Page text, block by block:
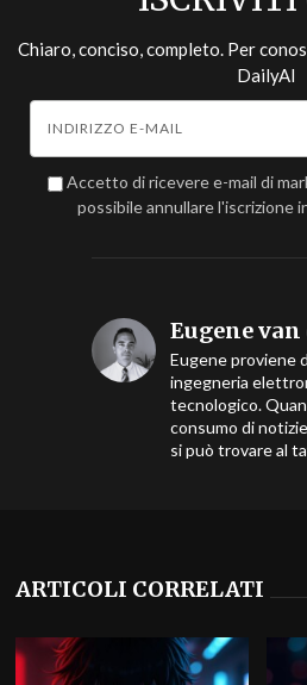
Chiaro, conciso, completo. Per
DailyAI
Accetto di ricevere e-mail di
possibile annullare l'iscrizione
Eugene
Eugene proviene
ingegneria
tecnologico.
consumo di
si può trovare al
ARTICOLI CORRELATI